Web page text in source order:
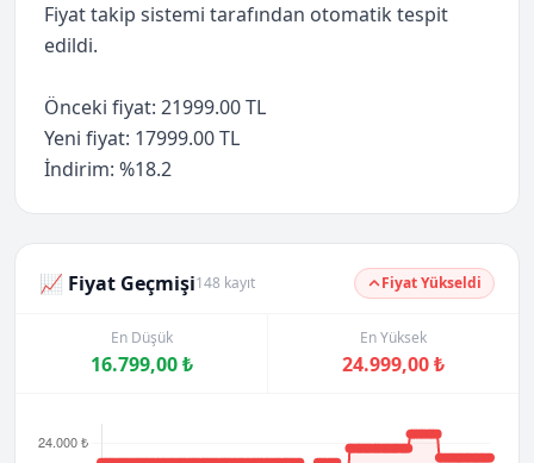
Fiyat takip sistemi tarafından otomatik tespit
edildi.
Önceki fiyat: 21999.00 TL
Yeni fiyat: 17999.00 TL
İndirim: %18.2
📈 Fiyat Geçmişi148 kayıt Fiyat Yükseldi
En Düşük
16.799,00 ₺
En Yüksek
24.999,00 ₺